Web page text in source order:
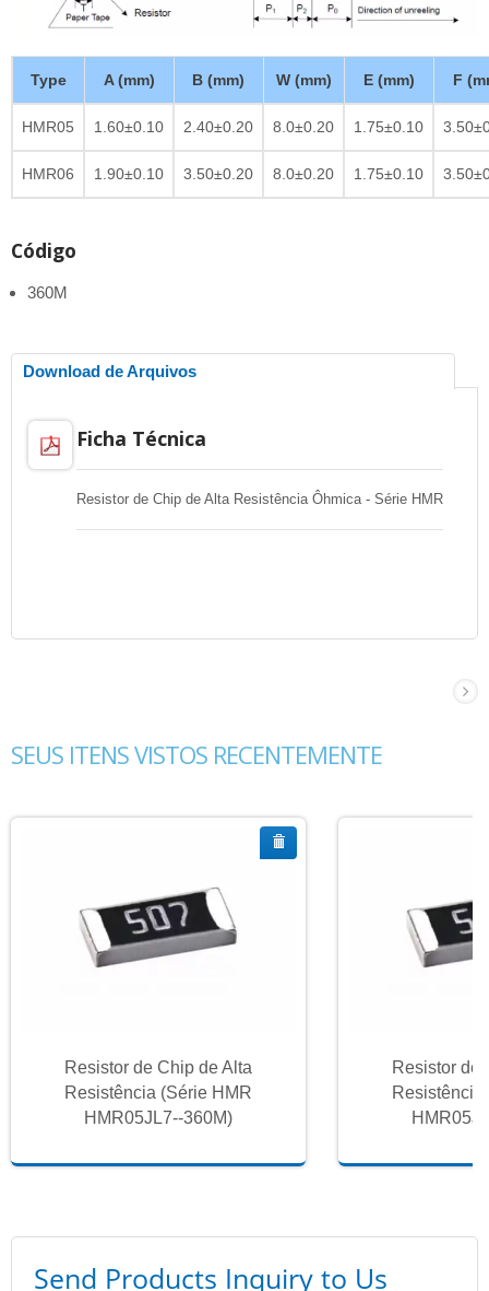
Type A (mm) B (mm) W (mm) E (mm) F
HMR05 1.60±0.10 2.40±0.20 8.0±0.20 1.75±0.10
HMR06 1.90±0.10 3.50±0.20 8.0±0.20 1.75±0.10
Código
360M
Download de Arquivos
Ficha Técnica
Resistor de Chip de Alta Resistência Ôhmica - Série HMR
SEUS ITENS VISTOS RECENTEMENTE
Resistor de Chip de Alta
Resistência (Série HMR
HMR05JL7--360M)
Resistor de
Resistência